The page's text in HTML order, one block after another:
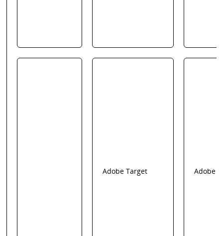
Adobe Target Adobe